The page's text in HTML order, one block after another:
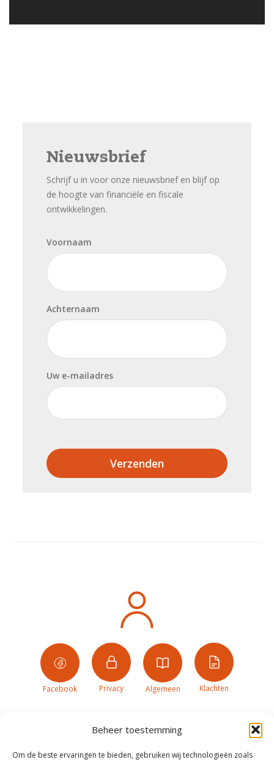
Beheer toestemming
Om de beste ervaringen te bieden, gebruiken wij technologieën zoals
Nieuwsbrief
Schrijf u in voor onze nieuwsbrief en blijf op
de hoogte van financiële en fiscale
ontwikkelingen.
Voornaam
Achternaam
Uw e-mailadres
Verzenden
Facebook Privacy Algemeen Klachten